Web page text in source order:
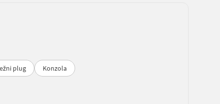
plug Konzola